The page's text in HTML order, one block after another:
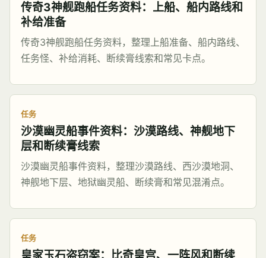
传奇3神舰跑船任务资料：上船、船内路线和
补给准备
传奇3神舰跑船任务资料，整理上船准备、船内路线、
任务怪、补给消耗、断续膏线索和常见卡点。
任务
沙漠幽灵船事件资料：沙漠路线、神舰地下
层和断续膏线索
沙漠幽灵船事件资料，整理沙漠路线、西沙漠地洞、
神舰地下层、地狱幽灵船、断续膏和常见混淆点。
任务